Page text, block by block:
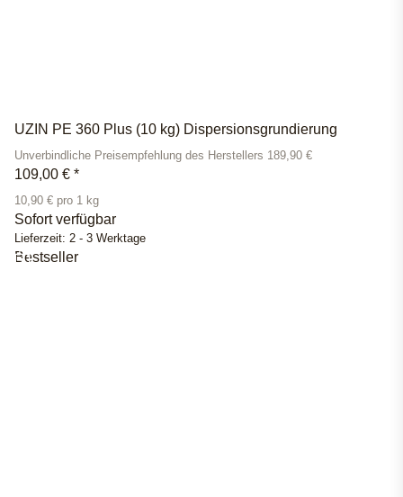
UZIN PE 360 Plus (10 kg) Dispersionsgrundierung
Unverbindliche Preisempfehlung des Herstellers 189,90 €
109,00 € *
10,90 € pro 1 kg
Sofort verfügbar
Lieferzeit: 2 - 3 Werktage
Bestseller